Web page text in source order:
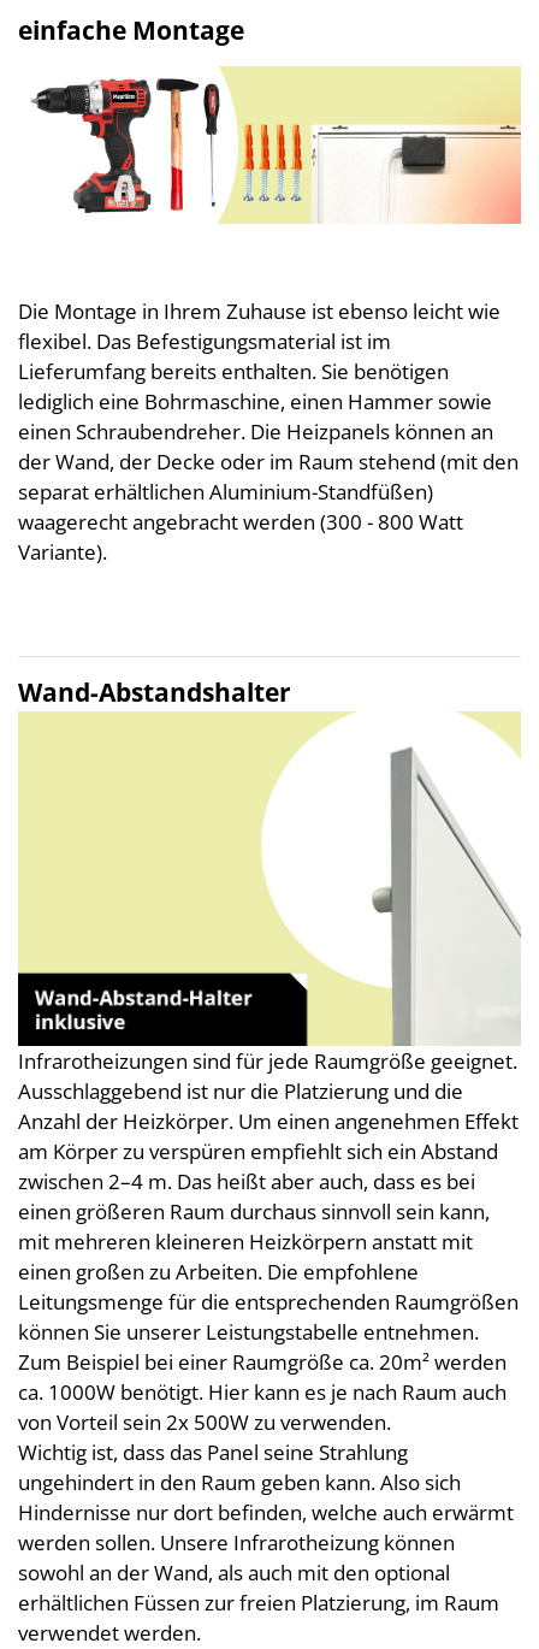
einfache Montage
Die Montage in Ihrem Zuhause ist ebenso leicht wie
flexibel. Das Befestigungsmaterial ist im
Lieferumfang bereits enthalten. Sie benötigen
lediglich eine Bohrmaschine, einen Hammer sowie
einen Schraubendreher. Die Heizpanels können an
der Wand, der Decke oder im Raum stehend (mit den
separat erhältlichen Aluminium-Standfüßen)
waagerecht angebracht werden (300 - 800 Watt
Variante).
Wand-Abstandshalter
Infrarotheizungen sind für jede Raumgröße geeignet.
Ausschlaggebend ist nur die Platzierung und die
Anzahl der Heizkörper. Um einen angenehmen Effekt
am Körper zu verspüren empfiehlt sich ein Abstand
zwischen 2–4 m. Das heißt aber auch, dass es bei
einen größeren Raum durchaus sinnvoll sein kann,
mit mehreren kleineren Heizkörpern anstatt mit
einen großen zu Arbeiten. Die empfohlene
Leitungsmenge für die entsprechenden Raumgrößen
können Sie unserer Leistungstabelle entnehmen.
Zum Beispiel bei einer Raumgröße ca. 20m² werden
ca. 1000W benötigt. Hier kann es je nach Raum auch
von Vorteil sein 2x 500W zu verwenden.
Wichtig ist, dass das Panel seine Strahlung
ungehindert in den Raum geben kann. Also sich
Hindernisse nur dort befinden, welche auch erwärmt
werden sollen. Unsere Infrarotheizung können
sowohl an der Wand, als auch mit den optional
erhältlichen Füssen zur freien Platzierung, im Raum
verwendet werden.